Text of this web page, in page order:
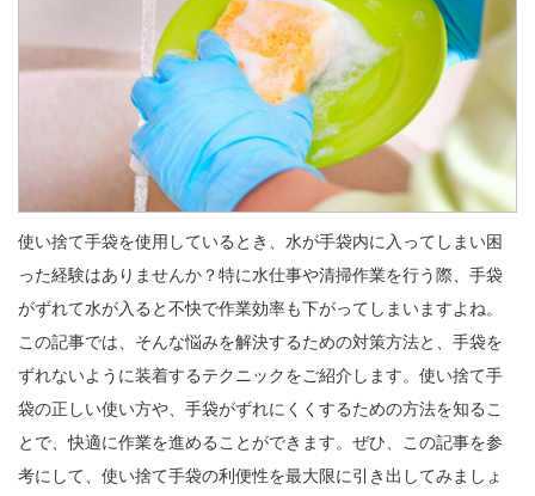
使い捨て手袋を使用しているとき、水が手袋内に入ってしまい困
った経験はありませんか？特に水仕事や清掃作業を行う際、手袋
がずれて水が入ると不快で作業効率も下がってしまいますよね。
この記事では、そんな悩みを解決するための対策方法と、手袋を
ずれないように装着するテクニックをご紹介します。使い捨て手
袋の正しい使い方や、手袋がずれにくくするための方法を知るこ
とで、快適に作業を進めることができます。ぜひ、この記事を参
考にして、使い捨て手袋の利便性を最大限に引き出してみましょ